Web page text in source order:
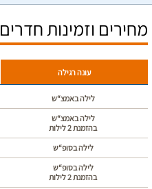
מחירים וזמינות חדרים
עונה רגילה
לילה באמצ“ש
לילה באמצ“ש
בהזמנת 2 לילות
לילה בסופ“ש
לילה בסופ“ש
בהזמנת 2 לילות